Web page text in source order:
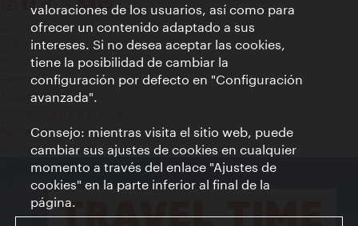
Contacto
Aviso legal
Política de privacidad de datos
Terms of Use
Accesibilidad
Ajustes de cookie
© Copyright WienTourismus
valoraciones de los usuarios, así como para
ofrecer un contenido adaptado a sus
intereses. Si no desea aceptar las cookies,
tiene la posibilidad de cambiar la
configuración por defecto en "Configuración
avanzada".
Consejo: mientras visita el sitio web, puede
cambiar sus ajustes de cookies en cualquier
momento a través del enlace "Ajustes de
cookies" en la parte inferior al final de la
página.